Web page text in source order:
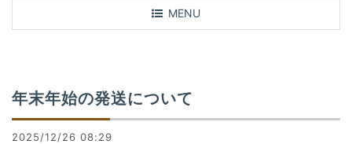
T
o
e
n
MENU
年末年始の発送について
2025/12/26 08:29